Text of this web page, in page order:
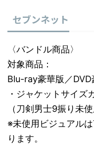
セブンネット
〈バンドル商品〉
対象商品：
Blu-ray豪華版／DVD
・ジャケットサイズ
（刀剣男士9振り未
※未使用ビジュアル
ります。